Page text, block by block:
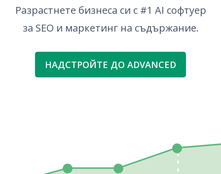
Разрастнете бизнеса си с #1 AI софтуер
за SEO и маркетинг на съдържание.
НАДСТРОЙТЕ ДО ADVANCED